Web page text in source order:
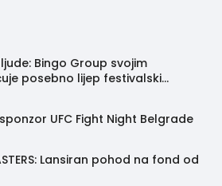
Bingo Group svojim
posebno lijep festivalski
UFC Fight Night Belgrade
Lansiran pohod na fond od